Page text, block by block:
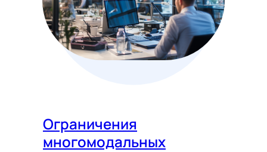
Ограничения
многомодальных